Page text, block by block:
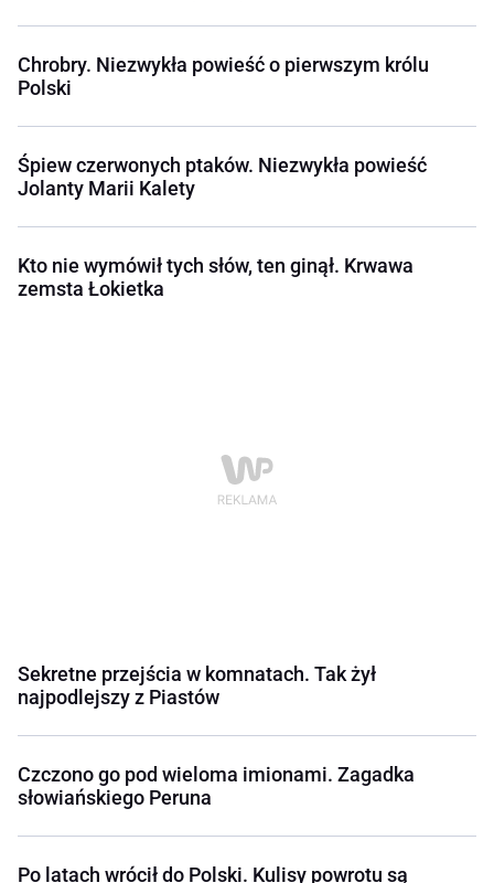
Chrobry. Niezwykła powieść o pierwszym królu
Polski
Śpiew czerwonych ptaków. Niezwykła powieść
Jolanty Marii Kalety
Kto nie wymówił tych słów, ten ginął. Krwawa
zemsta Łokietka
Sekretne przejścia w komnatach. Tak żył
najpodlejszy z Piastów
Czczono go pod wieloma imionami. Zagadka
słowiańskiego Peruna
Po latach wrócił do Polski. Kulisy powrotu są